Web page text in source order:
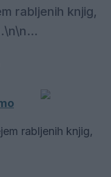
rabljenih knjig,
rabljenih knjig,